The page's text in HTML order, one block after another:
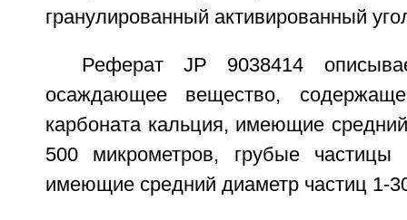
гранулированный активированный
Реферат JP 9038414
осаждающее вещество,
карбоната кальция, имеющие
500 микрометров, грубые частицы
имеющие средний диаметр частиц 1-